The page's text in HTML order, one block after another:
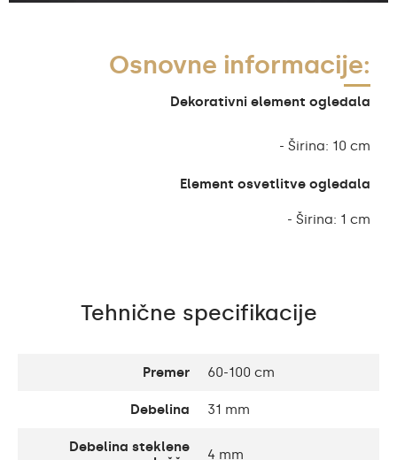
Osnovne informacije:
Dekorativni element ogledala
- Širina: 10 cm
Element osvetlitve ogledala
- Širina: 1 cm
Tehnične specifikacije
Premer 60-100 cm
Debelina 31 mm
Debelina steklene
4 mm